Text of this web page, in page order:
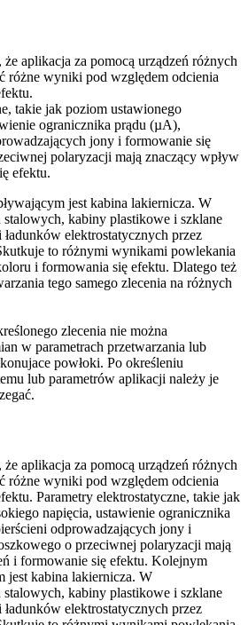
że aplikacja za pomocą urządzeń różnych
różne wyniki pod względem odcienia
takie jak poziom ustawionego
ogranicznika prądu (µA),
jony i formowanie się
polaryzacji mają znaczący wpływ
efektu.
jest kabina lakiernicza. W
kabiny plastikowe i szklane
elektrostatycznych przez
to różnymi wynikami powlekania
i formowania się efektu. Dlatego też
tego samego zlecenia na różnych
zlecenia nie można
w parametrach przetwarzania lub
powłoki. Po określeniu
lub parametrów aplikacji należy je
że aplikacja za pomocą urządzeń różnych
różne wyniki pod względem odcienia
Parametry elektrostatyczne, takie jak
napięcia, ustawienie ogranicznika
odprowadzających jony i
o przeciwnej polaryzacji mają
i formowanie się efektu. Kolejnym
jest kabina lakiernicza. W
kabiny plastikowe i szklane
elektrostatycznych przez